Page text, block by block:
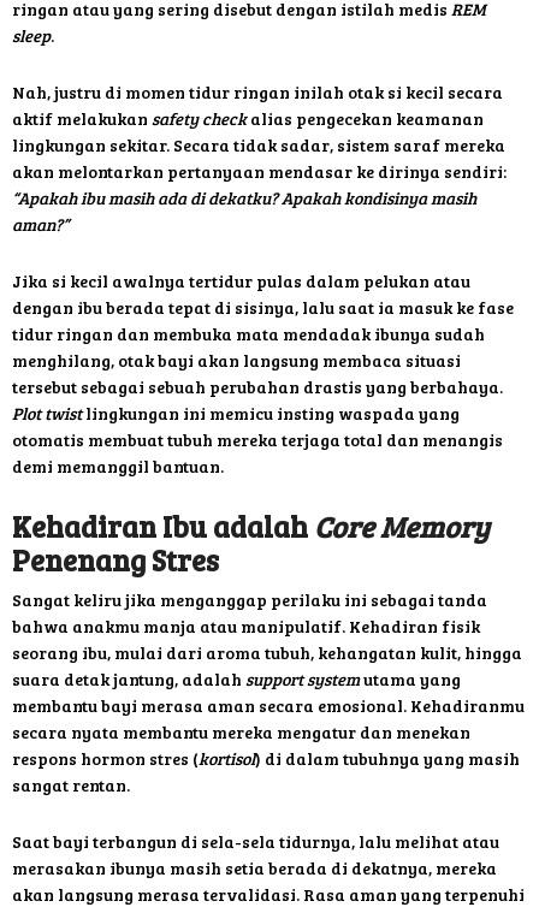
ringan atau yang sering disebut dengan istilah medis REM
sleep.
Nah, justru di momen tidur ringan inilah otak si kecil secara
aktif melakukan safety checkalias pengecekan keamanan
lingkungan sekitar. Secara tidak sadar, sistem saraf mereka
akan melontarkan pertanyaan mendasar ke dirinya sendiri:
“Apakah ibu masih ada di dekatku? Apakah kondisinya masih
aman?”
Jika si kecil awalnya tertidur pulas dalam pelukan atau
dengan ibu berada tepat di sisinya, lalu saat ia masuk ke fase
tidur ringan dan membuka mata mendadak ibunya sudah
menghilang, otak bayi akan langsung membaca situasi
tersebut sebagai sebuah perubahan drastis yang berbahaya.
Plot twistlingkungan ini memicu insting waspada yang
otomatis membuat tubuh mereka terjaga total dan menangis
demi memanggil bantuan.
Kehadiran Ibu adalah Core Memory
Penenang Stres
Sangat keliru jika menganggap perilaku ini sebagai tanda
bahwa anakmu manja atau manipulatif. Kehadiran fisik
seorang ibu, mulai dari aroma tubuh, kehangatan kulit, hingga
suara detak jantung, adalah support systemutama yang
membantu bayi merasa aman secara emosional. Kehadiranmu
secara nyata membantu mereka mengatur dan menekan
respons hormon stres (kortisol) di dalam tubuhnya yang masih
sangat rentan.
Saat bayi terbangun di sela-sela tidurnya, lalu melihat atau
merasakan ibunya masih setia berada di dekatnya, mereka
akan langsung merasa tervalidasi. Rasa aman yang terpenuhi